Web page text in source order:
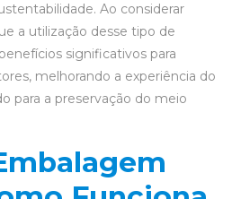
Ao considerar
a utilização desse tipo de
significativos para
melhorando a experiência do
para a preservação do meio